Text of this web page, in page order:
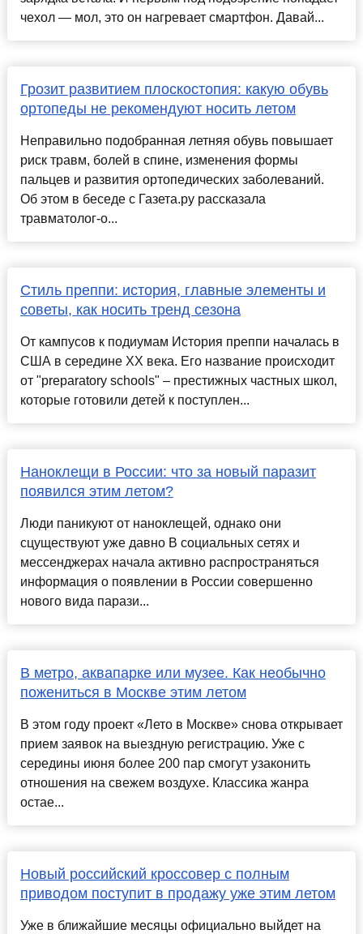
чехол — мол, это он нагревает смартфон. Давай...
Грозит развитием плоскостопия: какую обувь
ортопеды не рекомендуют носить летом
Неправильно подобранная летняя обувь повышает
риск травм, болей в спине, изменения формы
пальцев и развития ортопедических заболеваний.
Об этом в беседе с Газета.ру рассказала
травматолог-о...
Стиль преппи: история, главные элементы и
советы, как носить тренд сезона
От кампусов к подиумам История преппи началась в
США в середине XX века. Его название происходит
от "preparatory schools" – престижных частных школ,
которые готовили детей к поступлен...
Наноклещи в России: что за новый паразит
появился этим летом?
Люди паникуют от наноклещей, однако они
сцуществуют уже давно В социальных сетях и
мессенджерах начала активно распространяться
информация о появлении в России совершенно
нового вида парази...
В метро, аквапарке или музее. Как необычно
пожениться в Москве этим летом
В этом году проект «Лето в Москве» снова открывает
прием заявок на выездную регистрацию. Уже с
середины июня более 200 пар смогут узаконить
отношения на свежем воздухе. Классика жанра
остае...
Новый российский кроссовер с полным
приводом поступит в продажу уже этим летом
Уже в ближайшие месяцы официально выйдет на